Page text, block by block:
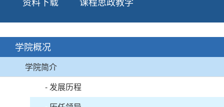
学院概况
学院简介
-发展历程